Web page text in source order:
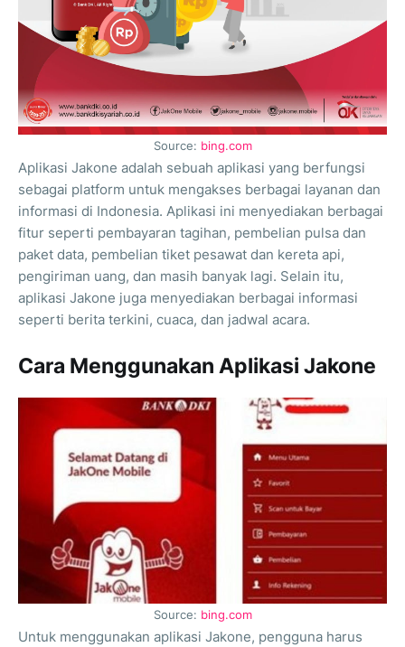
Source: bing.com
Aplikasi Jakone adalah sebuah aplikasi yang berfungsi
sebagai platform untuk mengakses berbagai layanan dan
informasi di Indonesia. Aplikasi ini menyediakan berbagai
fitur seperti pembayaran tagihan, pembelian pulsa dan
paket data, pembelian tiket pesawat dan kereta api,
pengiriman uang, dan masih banyak lagi. Selain itu,
aplikasi Jakone juga menyediakan berbagai informasi
seperti berita terkini, cuaca, dan jadwal acara.
Cara Menggunakan Aplikasi Jakone
Source: bing.com
Untuk menggunakan aplikasi Jakone, pengguna harus